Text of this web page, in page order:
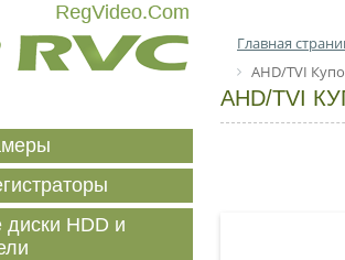
Главная
AHD/TVI
AHD/TVI
HDD и